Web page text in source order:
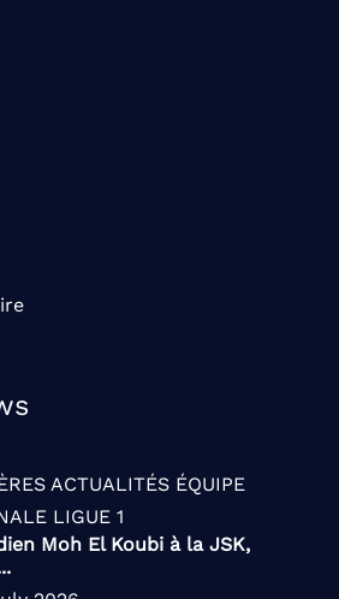
ACTUALITÉS ÉQUIPE
LIGUE 1
Moh El Koubi à la JSK,